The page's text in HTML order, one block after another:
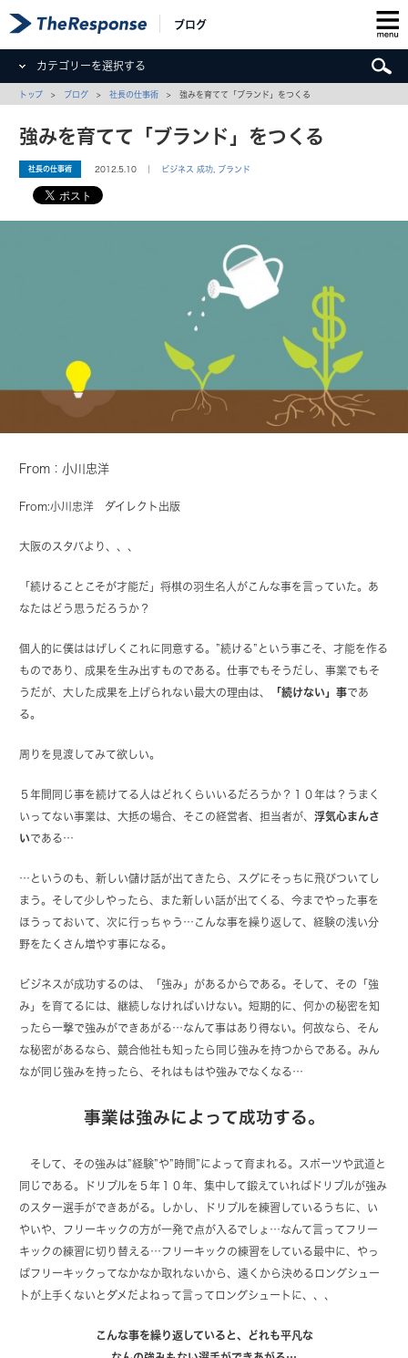
ブログ
カテゴリーを選択する
トップ > ブログ >社長の仕事術 > 強みを育てて「ブランド」をつくる
強みを育てて「ブランド」をつくる
社長の仕事術 2012.5.10 ｜ ビジネス 成功 ブランド
From：小川忠洋
From:小川忠洋 ダイレクト出版
大阪のスタバより、、、
「続けることこそが才能だ」将棋の羽生名人がこんな事を言っていた。あ
なたはどう思うだろうか？
個人的に僕ははげしくこれに同意する。”続ける”という事こそ、才能を作る
ものであり、成果を生み出すものである。仕事でもそうだし、事業でもそ
うだが、大した成果を上げられない最大の理由は、
「続けない」事であ
る。
周りを見渡してみて欲しい。
５年間同じ事を続けてる人はどれくらいいるだろうか？１０年は？うまく
いってない事業は、大抵の場合、そこの経営者、担当者が、浮気心まんさ
いである…
…というのも、新しい儲け話が出てきたら、スグにそっちに飛びついてし
まう。そして少しやったら、また新しい話が出てくる、今までやった事を
ほうっておいて、次に行っちゃう…こんな事を繰り返して、経験の浅い分
野をたくさん増やす事になる。
ビジネスが成功するのは、「強み」があるからである。そして、その「強
み」を育てるには、継続しなければいけない。短期的に、何かの秘密を知
ったら一撃で強みができあがる…なんて事はあり得ない。何故なら、そん
な秘密があるなら、競合他社も知ったら同じ強みを持つからである。みん
なが同じ強みを持ったら、それはもはや強みでなくなる…
事業は強みによって成功する。
そして、その強みは”経験”や”時間”によって育まれる。スポーツや武道と
同じである。ドリブルを５年１０年、集中して鍛えていればドリブルが強み
のスター選手ができあがる。しかし、ドリブルを練習しているうちに、い
やいや、フリーキックの方が一発で点が入るでしょ…なんて言ってフリー
キックの練習に切り替える…フリーキックの練習をしている最中に、やっ
ぱフリーキックってなかなか取れないから、遠くから決めるロングシュー
トが上手くないとダメだよねって言ってロングシュートに、、、
こんな事を繰り返していると、どれも平凡な